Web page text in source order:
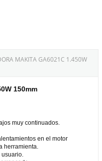
MAKITA GA6021C 1.450W
150mm
muy continuados.
en el motor
herramienta.